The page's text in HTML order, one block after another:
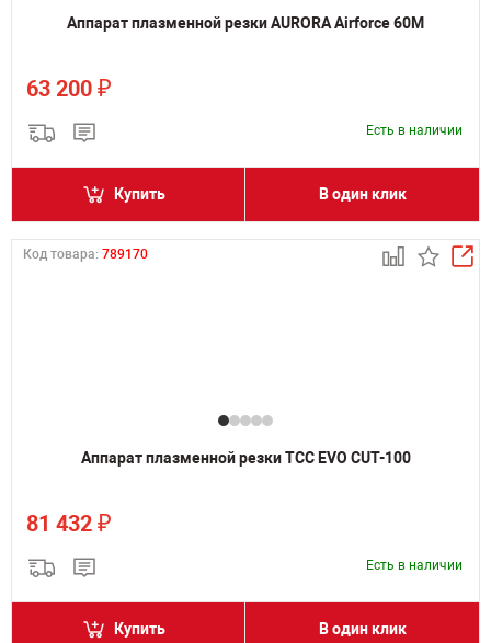
Аппарат плазменной резки AURORA Airforce 60M
63 200 ₽
Есть в наличии
Купить В один клик
Код товара: 789170
Аппарат плазменной резки ТСС EVO CUT-100
81 432 ₽
Есть в наличии
Купить В один клик